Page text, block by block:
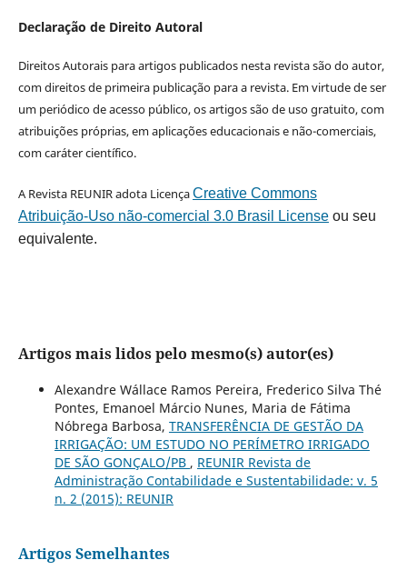
Declaração de Direito Autoral
Direitos Autorais para artigos publicados nesta revista são do autor,
com direitos de primeira publicação para a revista. Em virtude de ser
um periódico de acesso público, os artigos são de uso gratuito, com
atribuições próprias, em aplicações educacionais e não-comerciais,
com caráter científico.
A Revista REUNIR adota LicençaCreative Commons
Atribuição-Uso não-comercial 3.0 Brasil Licenseou seu
equivalente.
Artigos mais lidos pelo mesmo(s) autor(es)
Alexandre Wállace Ramos Pereira, Frederico Silva Thé
Pontes, Emanoel Márcio Nunes, Maria de Fátima
Nóbrega Barbosa, TRANSFERÊNCIA DE GESTÃO DA
IRRIGAÇÃO: UM ESTUDO NO PERÍMETRO IRRIGADO
DE SÃO GONÇALO/PB , REUNIR Revista de
Administração Contabilidade e Sustentabilidade: v. 5
n. 2 (2015): REUNIR
Artigos Semelhantes